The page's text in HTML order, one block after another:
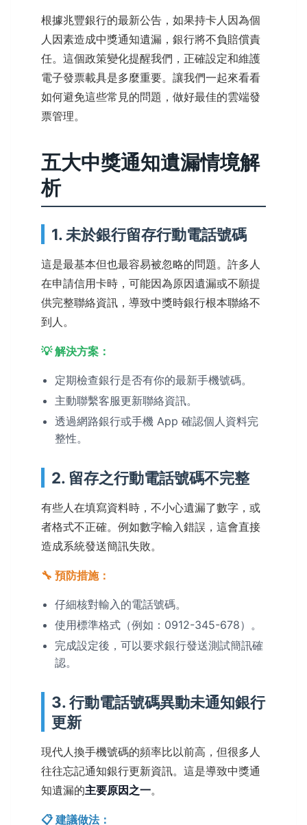
根據兆豐銀行的最新公告，如果持卡人因為個
人因素造成中獎通知遺漏，銀行將不負賠償責
任。這個政策變化提醒我們，正確設定和維護
電子發票載具是多麼重要。讓我們一起來看看
如何避免這些常見的問題，做好最佳的雲端發
票管理。
五大中獎通知遺漏情境解
析
1. 未於銀行留存行動電話號碼
這是最基本但也最容易被忽略的問題。許多人
在申請信用卡時，可能因為原因遺漏或不願提
供完整聯絡資訊，導致中獎時銀行根本聯絡不
到人。
💡 解決方案：
定期檢查銀行是否有你的最新手機號碼。
主動聯繫客服更新聯絡資訊。
透過網路銀行或手機 App 確認個人資料完
整性。
2. 留存之行動電話號碼不完整
有些人在填寫資料時，不小心遺漏了數字，或
者格式不正確。例如數字輸入錯誤，這會直接
造成系統發送簡訊失敗。
🔧 預防措施：
仔細核對輸入的電話號碼。
使用標準格式（例如：0912-345-678）。
完成設定後，可以要求銀行發送測試簡訊確
認。
3. 行動電話號碼異動未通知銀行
更新
現代人換手機號碼的頻率比以前高，但很多人
往往忘記通知銀行更新資訊。這是導致中獎通
知遺漏的主要原因之一。
📋 建議做法：